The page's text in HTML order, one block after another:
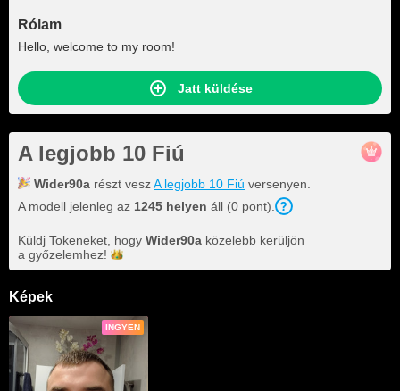
Rólam
Hello, welcome to my room!
Jatt küldése
A legjobb 10 Fiú
Wider90a részt veszA legjobb 10 Fiú versenyen.
A modell jelenleg az 1245 helyen áll (0 pont).
Küldj Tokeneket, hogy Wider90a közelebb kerüljön
a győzelemhez!
Képek
INGYEN